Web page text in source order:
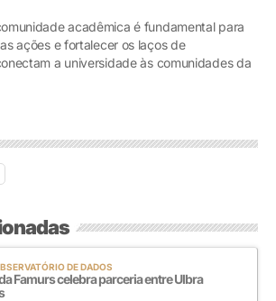
acadêmica é fundamental para
ações e fortalecer os laços de
a universidade às comunidades da
DE DADOS
Famurs celebra parceria entre Ulbra